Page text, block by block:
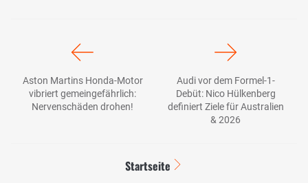
Aston Martins Honda-Motor
vibriert gemeingefährlich:
Nervenschäden drohen!
Audi vor dem Formel-1-
Debüt: Nico Hülkenberg
definiert Ziele für Australien
& 2026
Startseite